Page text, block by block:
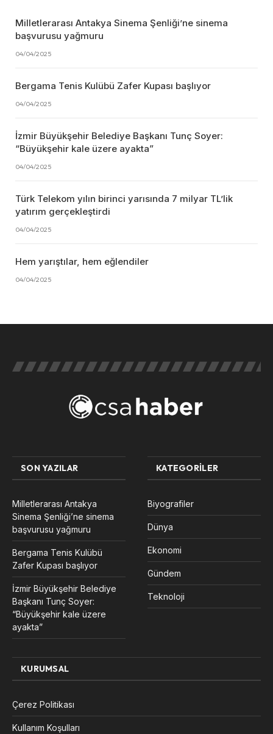
Milletlerarası Antakya Sinema Şenliği’ne sinema
başvurusu yağmuru
04/04/2025
Bergama Tenis Kulübü Zafer Kupası başlıyor
04/04/2025
İzmir Büyükşehir Belediye Başkanı Tunç Soyer:
“Büyükşehir kale üzere ayakta”
04/04/2025
Türk Telekom yılın birinci yarısında 7 milyar TL’lik
yatırım gerçekleştirdi
04/04/2025
Hem yarıştılar, hem eğlendiler
04/04/2025
SON YAZILAR
Milletlerarası Antakya
Sinema Şenliği’ne sinema
başvurusu yağmuru
Bergama Tenis Kulübü
Zafer Kupası başlıyor
İzmir Büyükşehir Belediye
Başkanı Tunç Soyer:
“Büyükşehir kale üzere
ayakta”
KATEGORILER
Biyografiler
Dünya
Ekonomi
Gündem
Teknoloji
KURUMSAL
Çerez Politikası
Kullanım Koşulları